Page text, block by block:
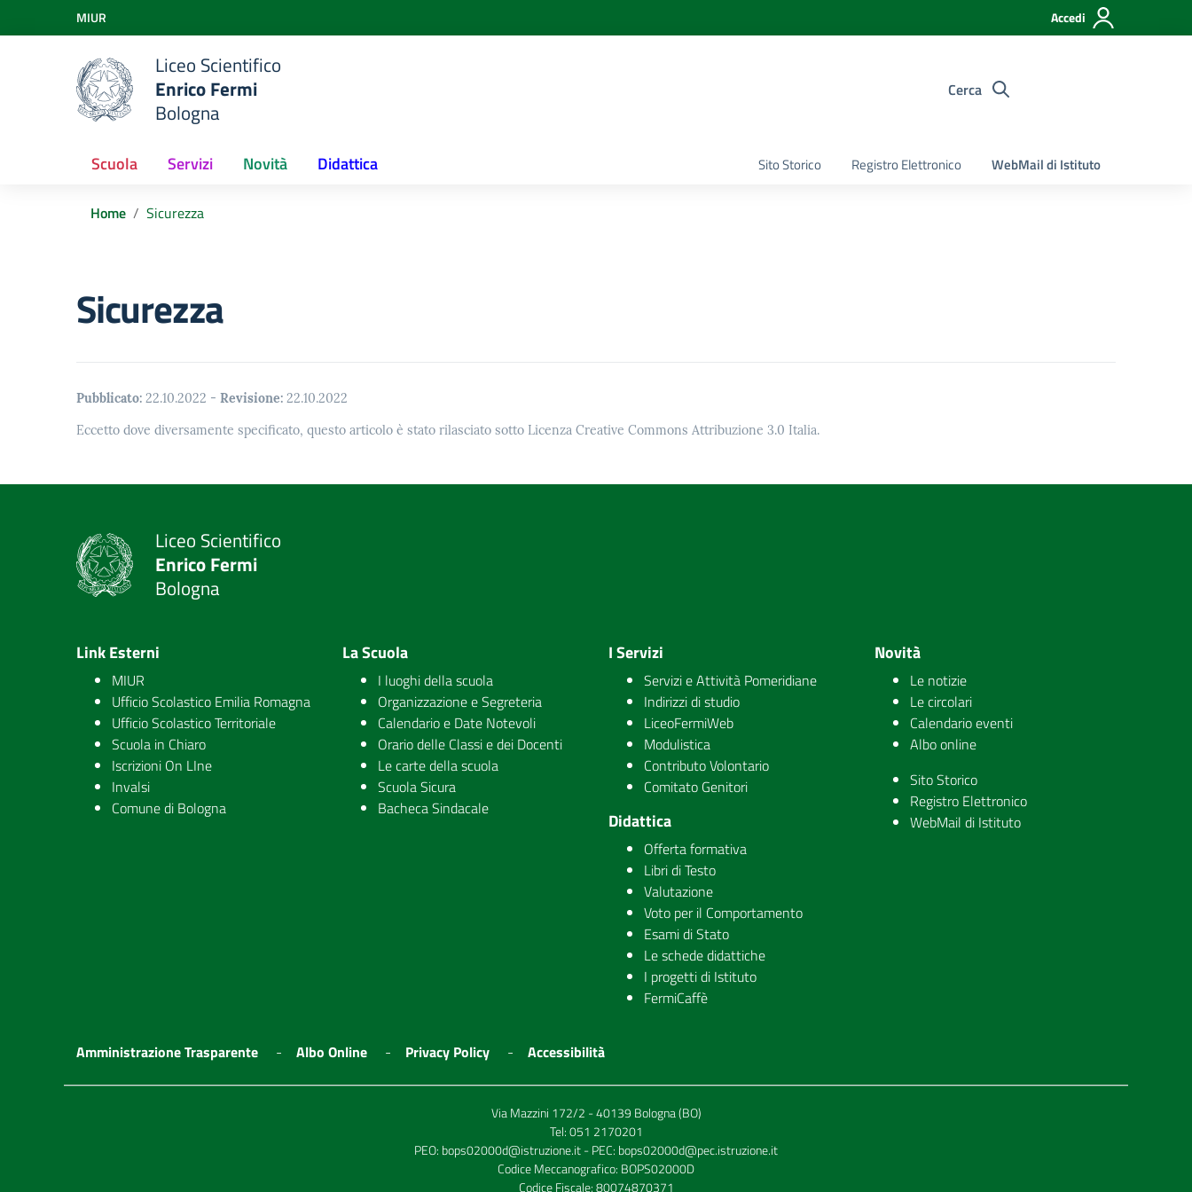
Vai ai contenuti
Vai al menu di navigazione
Vai al footer
MIUR Accedi
Liceo Scientifico
Enrico Fermi
Bologna
Cerca
Sito Storico Registro Elettronico WebMail di Istituto
Scuola Servizi Novità Didattica
Home Sicurezza
Sicurezza
Pubblicato: 22.10.2022 - Revisione: 22.10.2022
Eccetto dove diversamente specificato, questo articolo è stato rilasciato sotto Licenza Creative Commons Attribuzione 3.0 Italia.
Liceo Scientifico
Enrico Fermi
Bologna
Link Esterni
MIUR
Ufficio Scolastico Emilia Romagna
Ufficio Scolastico Territoriale
Scuola in Chiaro
Iscrizioni On LIne
Invalsi
Comune di Bologna
La Scuola
I luoghi della scuola
Organizzazione e Segreteria
Calendario e Date Notevoli
Orario delle Classi e dei Docenti
Le carte della scuola
Scuola Sicura
Bacheca Sindacale
I Servizi
Servizi e Attività Pomeridiane
Indirizzi di studio
LiceoFermiWeb
Modulistica
Contributo Volontario
Comitato Genitori
Didattica
Offerta formativa
Libri di Testo
Valutazione
Voto per il Comportamento
Esami di Stato
Le schede didattiche
I progetti di Istituto
FermiCaffè
Novità
Le notizie
Le circolari
Calendario eventi
Albo online
Sito Storico
Registro Elettronico
WebMail di Istituto
Amministrazione Trasparente Albo Online Privacy Policy Accessibilità
Via Mazzini 172/2 - 40139 Bologna (BO)
Tel:051 2170201
PEO: bops02000d@istruzione.it- PEC: bops02000d@pec.istruzione.it
Codice Meccanografico: BOPS02000D
Codice Fiscale: 80074870371